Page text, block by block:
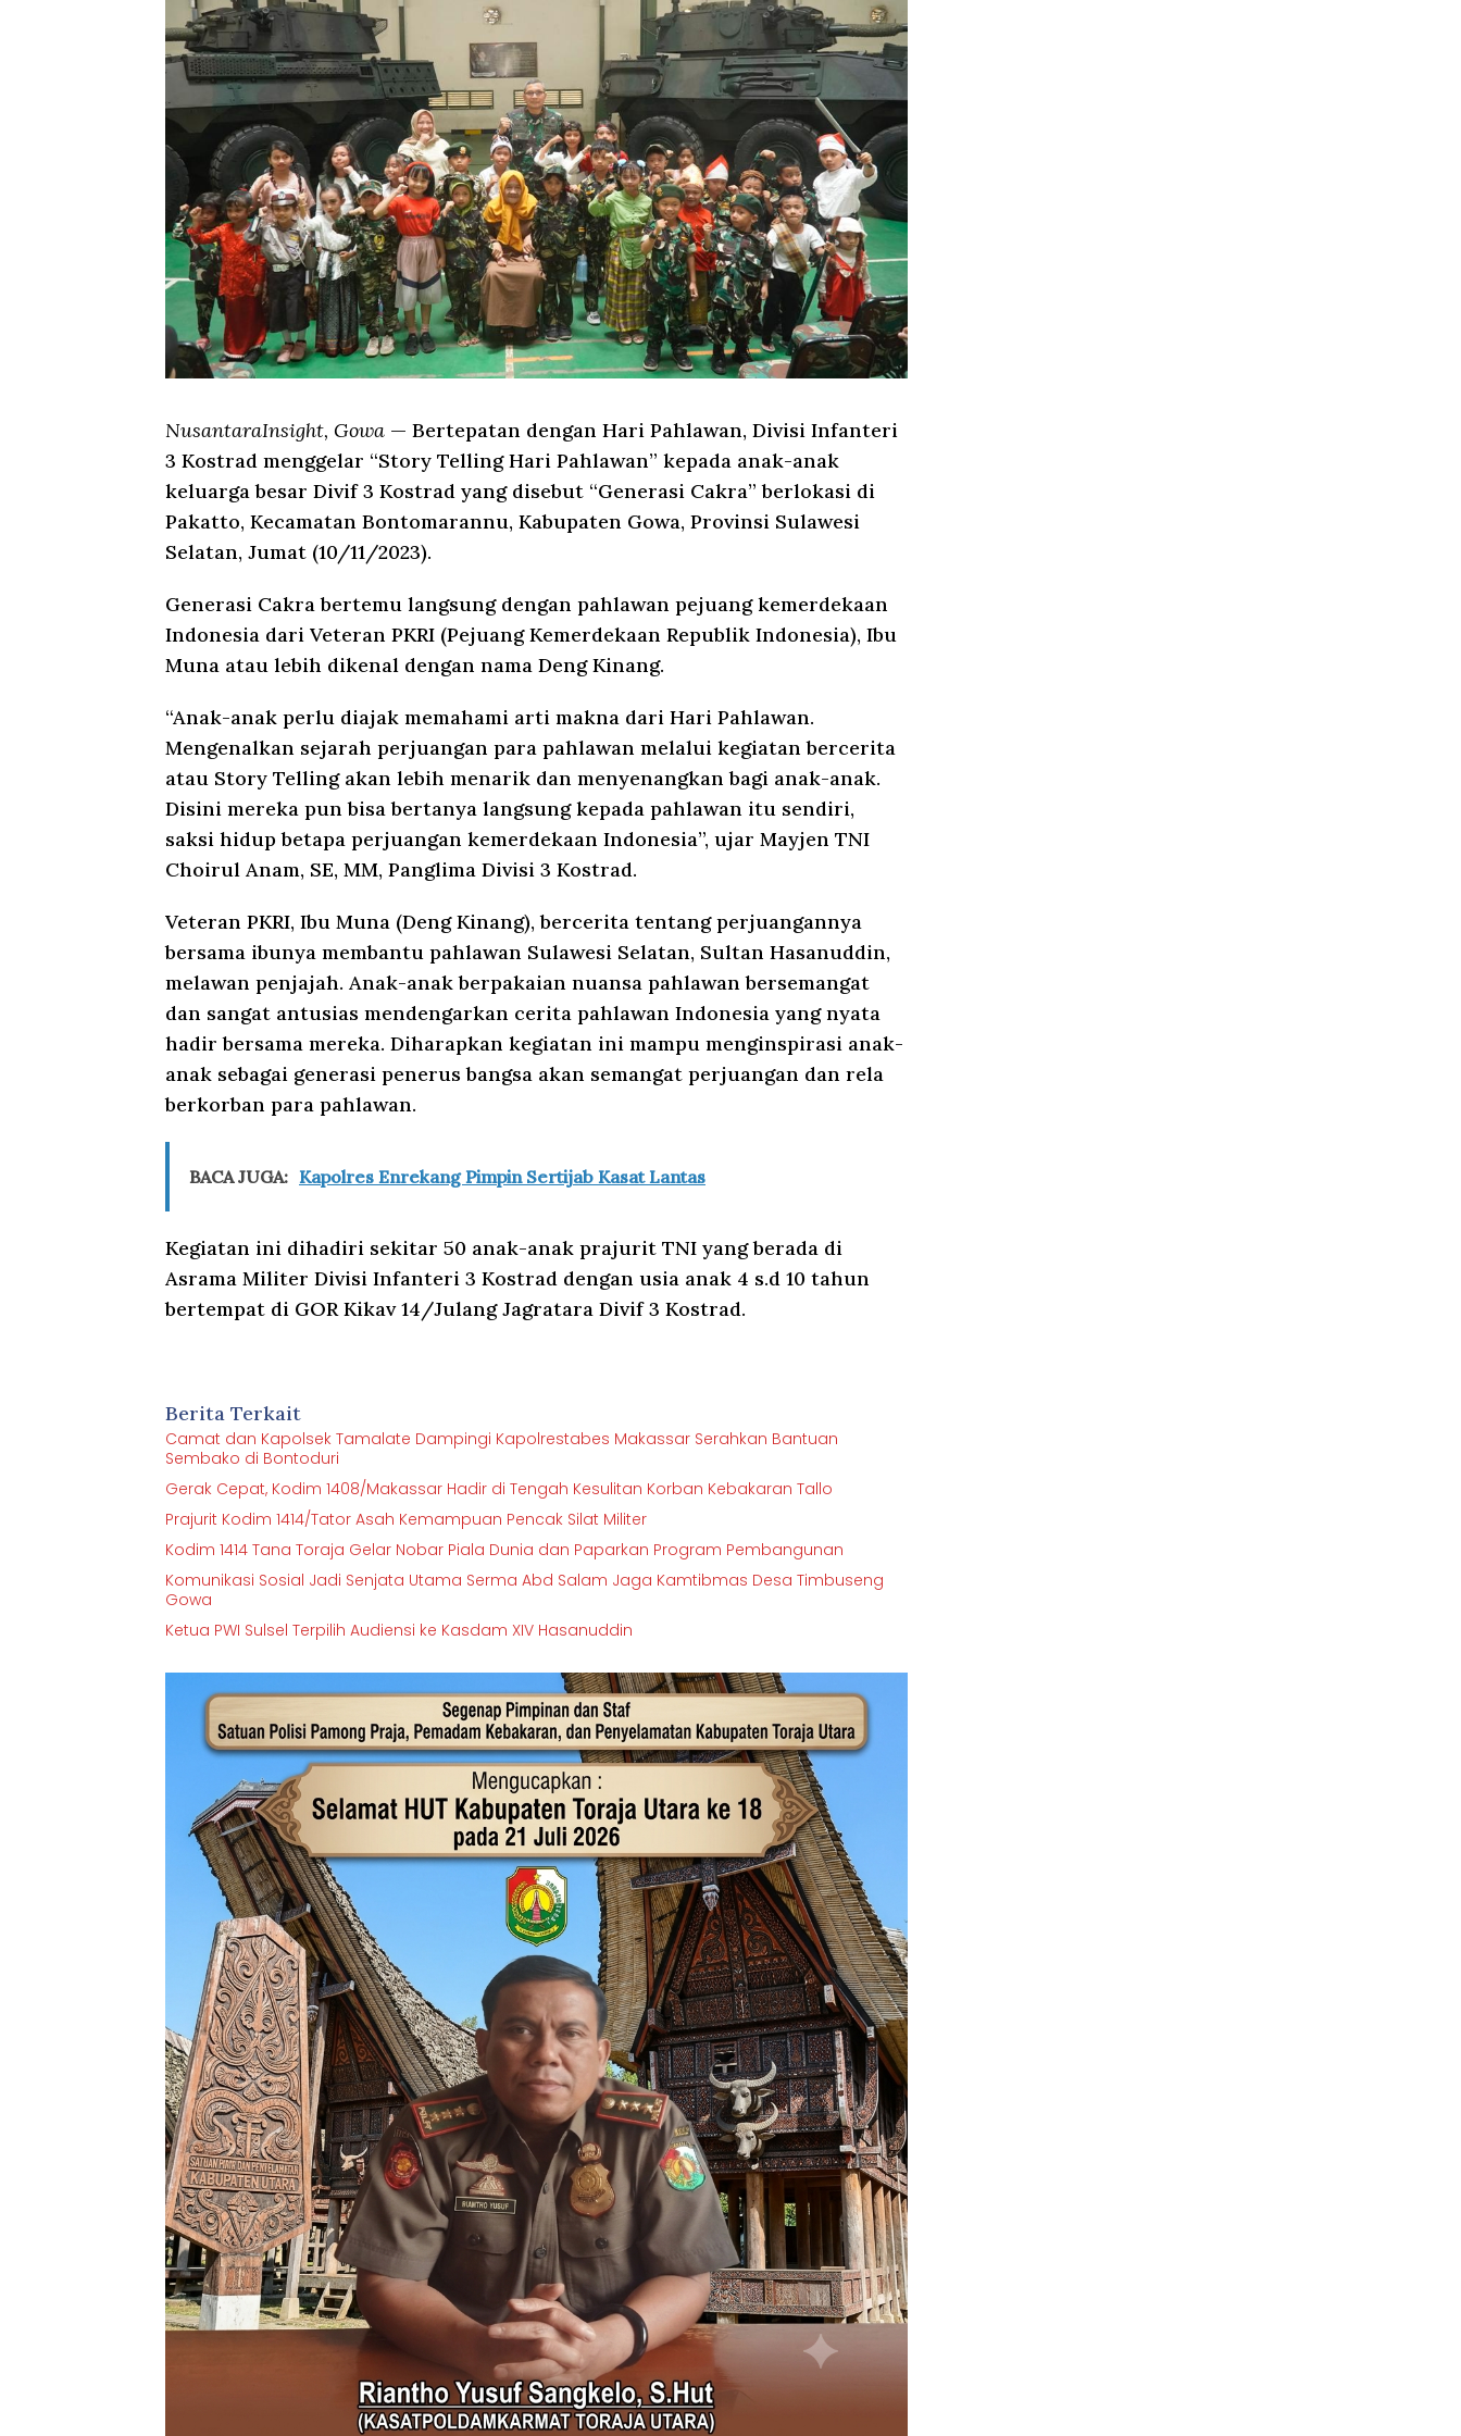
NusantaraInsight, Gowa — Bertepatan dengan Hari Pahlawan, Divisi Infanteri
3 Kostrad menggelar “Story Telling Hari Pahlawan” kepada anak-anak
keluarga besar Divif 3 Kostrad yang disebut “Generasi Cakra” berlokasi di
Pakatto, Kecamatan Bontomarannu, Kabupaten Gowa, Provinsi Sulawesi
Selatan, Jumat (10/11/2023).
Generasi Cakra bertemu langsung dengan pahlawan pejuang kemerdekaan
Indonesia dari Veteran PKRI (Pejuang Kemerdekaan Republik Indonesia), Ibu
Muna atau lebih dikenal dengan nama Deng Kinang.
“Anak-anak perlu diajak memahami arti makna dari Hari Pahlawan.
Mengenalkan sejarah perjuangan para pahlawan melalui kegiatan bercerita
atau Story Telling akan lebih menarik dan menyenangkan bagi anak-anak.
Disini mereka pun bisa bertanya langsung kepada pahlawan itu sendiri,
saksi hidup betapa perjuangan kemerdekaan Indonesia”, ujar Mayjen TNI
Choirul Anam, SE, MM, Panglima Divisi 3 Kostrad.
Veteran PKRI, Ibu Muna (Deng Kinang), bercerita tentang perjuangannya
bersama ibunya membantu pahlawan Sulawesi Selatan, Sultan Hasanuddin,
melawan penjajah. Anak-anak berpakaian nuansa pahlawan bersemangat
dan sangat antusias mendengarkan cerita pahlawan Indonesia yang nyata
hadir bersama mereka. Diharapkan kegiatan ini mampu menginspirasi anak-
anak sebagai generasi penerus bangsa akan semangat perjuangan dan rela
berkorban para pahlawan.
BACA JUGA: Kapolres Enrekang Pimpin Sertijab Kasat Lantas
Kegiatan ini dihadiri sekitar 50 anak-anak prajurit TNI yang berada di
Asrama Militer Divisi Infanteri 3 Kostrad dengan usia anak 4 s.d 10 tahun
bertempat di GOR Kikav 14/Julang Jagratara Divif 3 Kostrad.
Berita Terkait
Camat dan Kapolsek Tamalate Dampingi Kapolrestabes Makassar Serahkan Bantuan
Sembako di Bontoduri
Gerak Cepat, Kodim 1408/Makassar Hadir di Tengah Kesulitan Korban Kebakaran Tallo
Prajurit Kodim 1414/Tator Asah Kemampuan Pencak Silat Militer
Kodim 1414 Tana Toraja Gelar Nobar Piala Dunia dan Paparkan Program Pembangunan
Komunikasi Sosial Jadi Senjata Utama Serma Abd Salam Jaga Kamtibmas Desa Timbuseng
Gowa
Ketua PWI Sulsel Terpilih Audiensi ke Kasdam XIV Hasanuddin